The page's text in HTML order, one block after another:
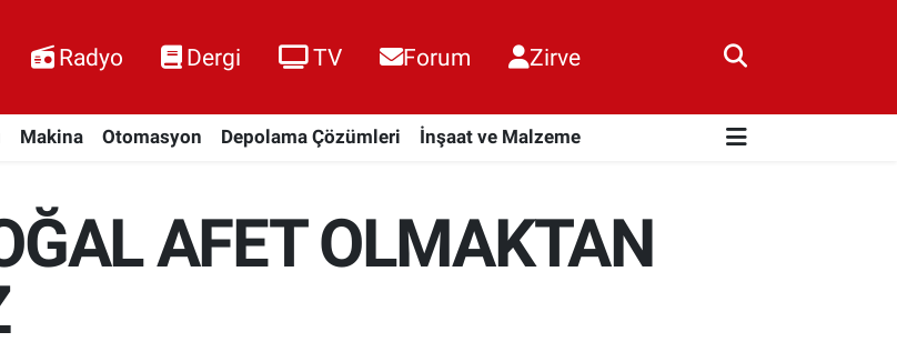
Radyo Dergi TV Forum Zirve
Makina Otomasyon Depolama Çözümleri İnşaat ve Malzeme
AFET OLMAKTAN